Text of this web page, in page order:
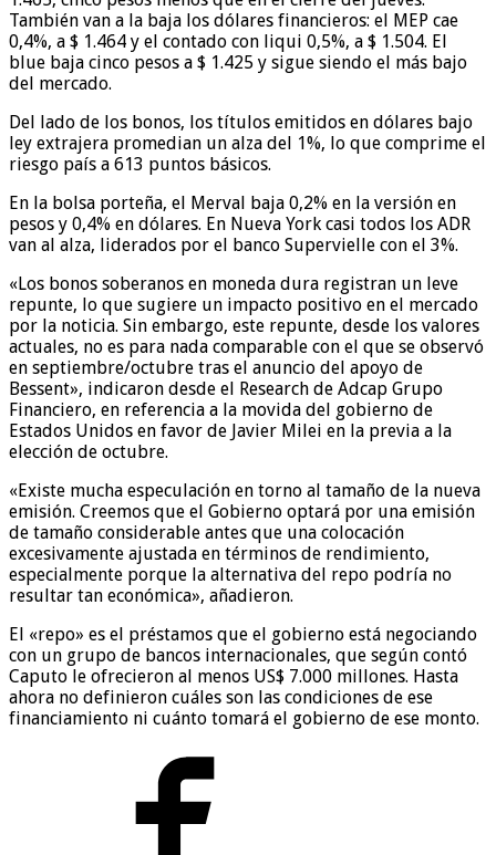
También van a la baja los dólares financieros: el MEP cae
0,4%, a $ 1.464 y el contado con liqui 0,5%, a $ 1.504. El
blue baja cinco pesos a $ 1.425 y sigue siendo el más bajo
del mercado.
Del lado de los bonos, los títulos emitidos en dólares bajo
ley extrajera promedian un alza del 1%, lo que comprime el
riesgo país a 613 puntos básicos.
En la bolsa porteña, el Merval baja 0,2% en la versión en
pesos y 0,4% en dólares. En Nueva York casi todos los ADR
van al alza, liderados por el banco Supervielle con el 3%.
«Los bonos soberanos en moneda dura registran un leve
repunte, lo que sugiere un impacto positivo en el mercado
por la noticia. Sin embargo, este repunte, desde los valores
actuales, no es para nada comparable con el que se observó
en septiembre/octubre tras el anuncio del apoyo de
Bessent», indicaron desde el Research de Adcap Grupo
Financiero, en referencia a la movida del gobierno de
Estados Unidos en favor de Javier Milei en la previa a la
elección de octubre.
«Existe mucha especulación en torno al tamaño de la nueva
emisión. Creemos que el Gobierno optará por una emisión
de tamaño considerable antes que una colocación
excesivamente ajustada en términos de rendimiento,
especialmente porque la alternativa del repo podría no
resultar tan económica», añadieron.
El «repo» es el préstamos que el gobierno está negociando
con un grupo de bancos internacionales, que según contó
Caputo le ofrecieron al menos US$ 7.000 millones. Hasta
ahora no definieron cuáles son las condiciones de ese
financiamiento ni cuánto tomará el gobierno de ese monto.